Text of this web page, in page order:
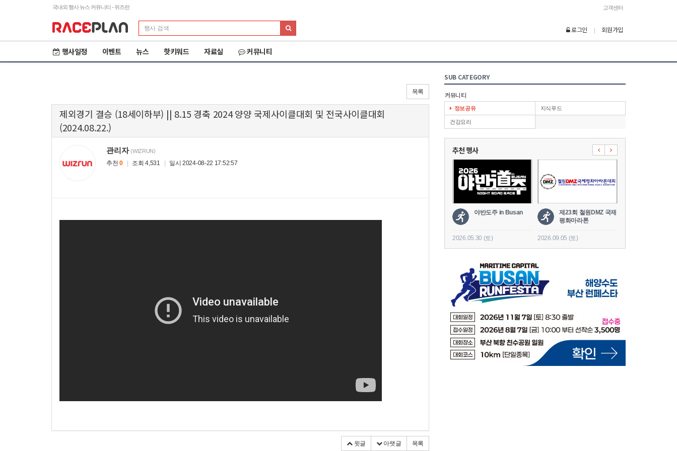
국내외 행사 뉴스 커뮤니티 - 위즈런 고객센터
로그인 회원가입
행사일정 이벤트 뉴스 핫키워드 자료실 커뮤니티
목록
제외경기 결승 (18세이하부) || 8.15 경축 2024 양양 국제사이클대회 및 전국사이클대회
(2024.08.22.)
관리자 (WIZRUN)
추천0 조회 4,531 일시 2024-08-22 17:52:57
윗글 아랫글 목록
SUB CATEGORY
커뮤니티
정보공유 지식푸드
건강요리
추천 행사
평화마라톤
도
야반도주 in Busan
2026.05.30 (토)
제23회 철원DMZ 국제
평화마라톤
2026.09.05 (토)